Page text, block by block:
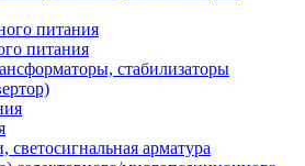
питания
питания
стабилизаторы
арматура